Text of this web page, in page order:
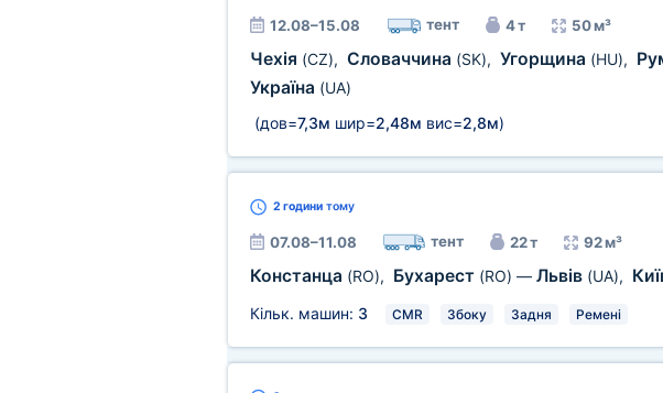
12.08–15.08 тент 4 т 50 м³
Чехія (CZ), Словаччина (SK), Угорщина (HU),
Україна (UA)
(дов=7,3м шир=2,48м вис=2,8м)
2 годинитому
07.08–11.08 тент 22 т 92 м³
Констанца (RO), Бухарест (RO) — Львів (UA),
Кільк. машин: 3 CMR Збоку Задня Ремені